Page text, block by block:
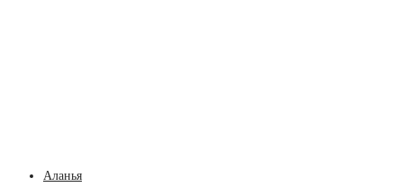
Аланья